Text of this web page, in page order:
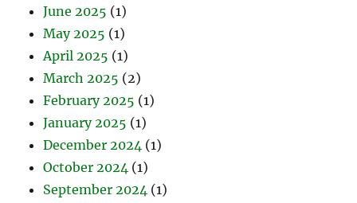
June 2025 (1)
May 2025 (1)
April 2025 (1)
March 2025 (2)
February 2025 (1)
January 2025 (1)
December 2024 (1)
October 2024 (1)
September 2024 (1)